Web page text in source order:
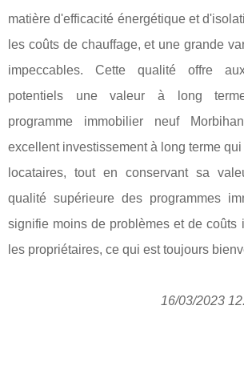
matière d'efficacité énergétique et
les coûts de chauffage, et une grande
impeccables. Cette qualité offre
potentiels une valeur à long
programme immobilier neuf
excellent investissement à long terme
locataires, tout en conservant sa
qualité supérieure des programmes
signifie moins de problèmes et de coûts
les propriétaires, ce qui est toujours
16/03/2023